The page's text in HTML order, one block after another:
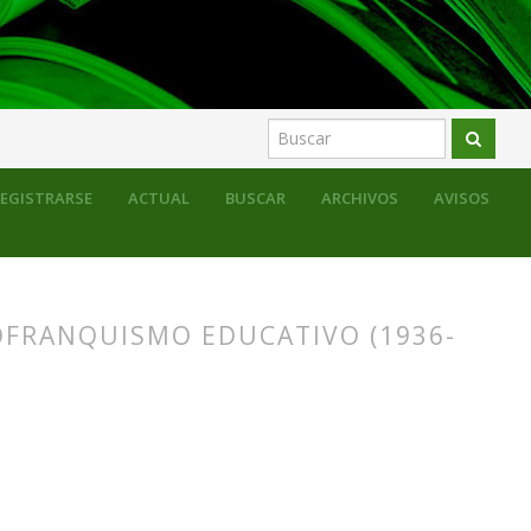
ACTUAL BUSCAR ARCHIVOS AVISOS
EDUCATIVO (1936-